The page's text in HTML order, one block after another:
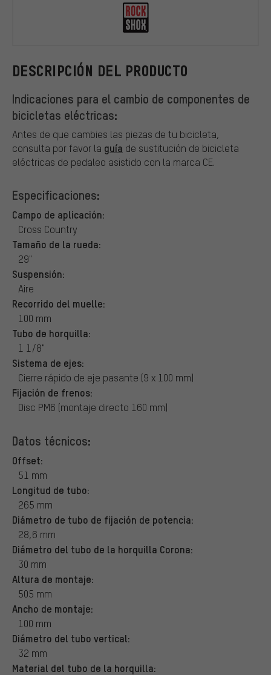
DESCRIPCIÓN DEL PRODUCTO
Indicaciones para el cambio de componentes de
bicicletas eléctricas:
Antes de que cambies las piezas de tu bicicleta,
consulta por favor la guía de sustitución de bicicleta
eléctricas de pedaleo asistido con la marca CE.
Especificaciones:
Campo de aplicación:
Cross Country
Tamaño de la rueda:
29"
Suspensión:
Aire
Recorrido del muelle:
100 mm
Tubo de horquilla:
1 1/8"
Sistema de ejes:
Cierre rápido de eje pasante (9 x 100 mm)
Fijación de frenos:
Disc PM6 (montaje directo 160 mm)
Datos técnicos:
Offset:
51 mm
Longitud de tubo:
265 mm
Diámetro de tubo de fijación de potencia:
28,6 mm
Diámetro del tubo de la horquilla Corona:
30 mm
Altura de montaje:
505 mm
Ancho de montaje:
100 mm
Diámetro del tubo vertical:
32 mm
Material del tubo de la horquilla: